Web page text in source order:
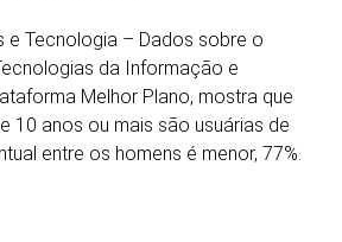
e Tecnologia – Dados sobre o
da Informação e
Melhor Plano, mostra que
10 anos ou mais são usuárias de
entre os homens é menor, 77%.